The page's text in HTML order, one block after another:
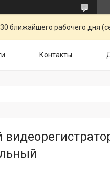
ближайшего рабочего дня
Контакты